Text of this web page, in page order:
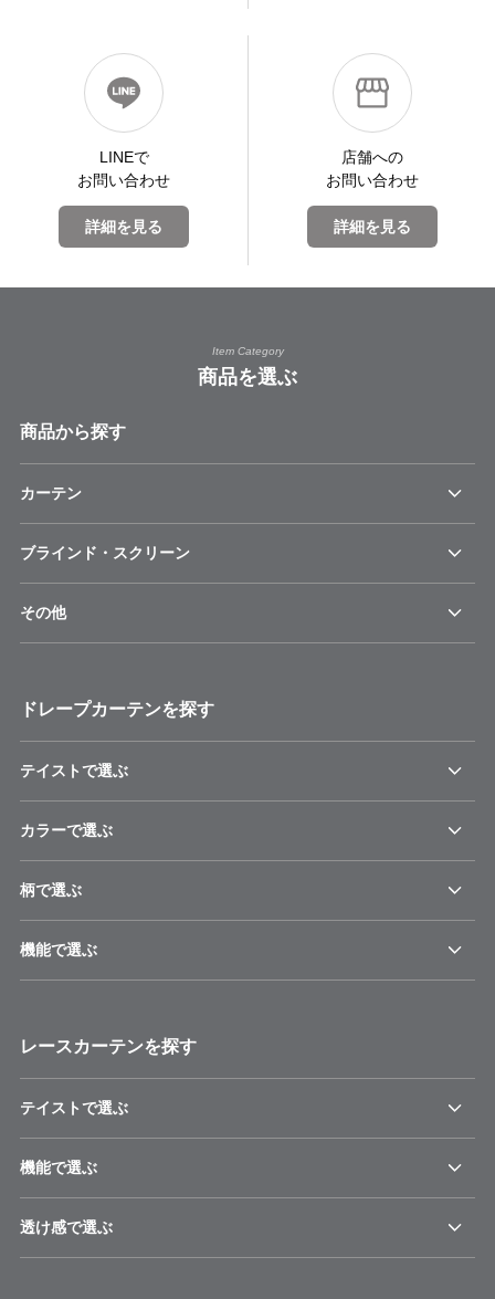
LINEで
お問い合わせ
詳細を見る
店舗への
お問い合わせ
詳細を見る
Item Category
商品を選ぶ
商品から探す
カーテン
ブラインド・スクリーン
その他
ドレープカーテンを探す
テイストで選ぶ
カラーで選ぶ
柄で選ぶ
機能で選ぶ
レースカーテンを探す
テイストで選ぶ
機能で選ぶ
透け感で選ぶ